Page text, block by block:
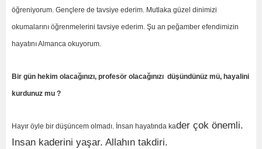
öğreniyorum. Gençlere de tavsiye ederim. Mutlaka güzel dinimizi
okumalarını öğrenmelerini tavsiye ederim. Şu an peğamber efendimizin
hayatını Almanca okuyorum.
Bir gün hekim olacağınızı, profesör olacağınızı düşündünüz mü, hayalini
kurdunuz mu ?
Hayır öyle bir düşüncem olmadı. İnsan hayatında kader çok önemli.
Insan kaderini yaşar. Allahın takdiri.